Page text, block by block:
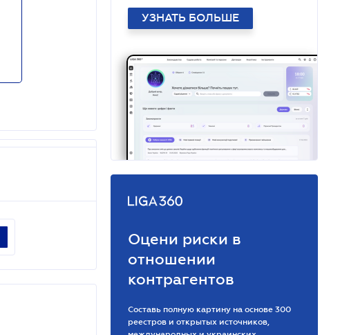
УЗНАТЬ БОЛЬШЕ
Оцени риски в
отношении
контрагентов
Составь полную картину на основе 300
реестров и открытых источников,